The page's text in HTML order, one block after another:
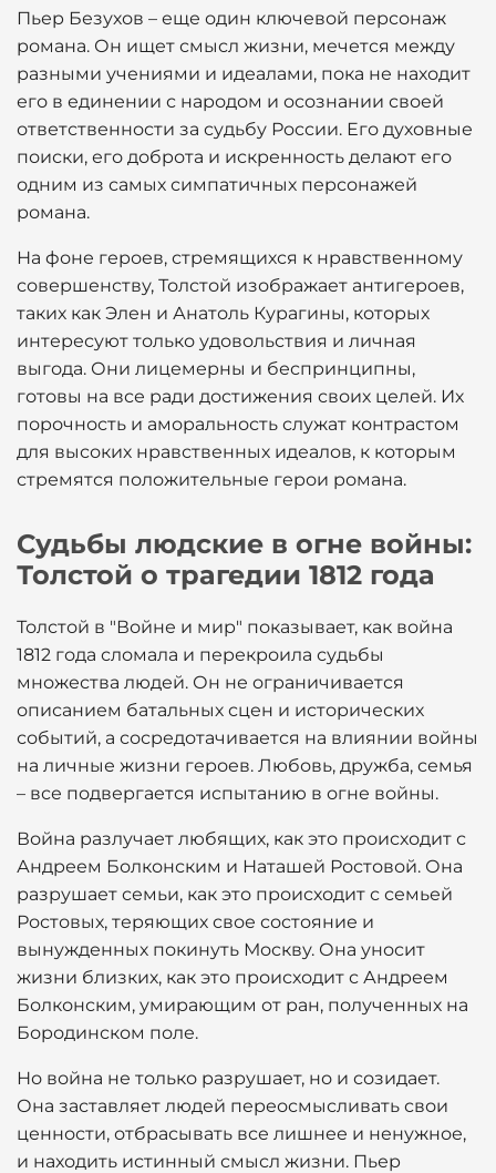
Пьер Безухов – еще один ключевой персонаж
романа. Он ищет смысл жизни, мечется между
разными учениями и идеалами, пока не находит
его в единении с народом и осознании своей
ответственности за судьбу России. Его духовные
поиски, его доброта и искренность делают его
одним из самых симпатичных персонажей
романа.
На фоне героев, стремящихся к нравственному
совершенству, Толстой изображает антигероев,
таких как Элен и Анатоль Курагины, которых
интересуют только удовольствия и личная
выгода. Они лицемерны и беспринципны,
готовы на все ради достижения своих целей. Их
порочность и аморальность служат контрастом
для высоких нравственных идеалов, к которым
стремятся положительные герои романа.
Судьбы людские в огне войны:
Толстой о трагедии 1812 года
Толстой в "Войне и мир" показывает, как война
1812 года сломала и перекроила судьбы
множества людей. Он не ограничивается
описанием батальных сцен и исторических
событий, а сосредотачивается на влиянии войны
на личные жизни героев. Любовь, дружба, семья
– все подвергается испытанию в огне войны.
Война разлучает любящих, как это происходит с
Андреем Болконским и Наташей Ростовой. Она
разрушает семьи, как это происходит с семьей
Ростовых, теряющих свое состояние и
вынужденных покинуть Москву. Она уносит
жизни близких, как это происходит с Андреем
Болконским, умирающим от ран, полученных на
Бородинском поле.
Но война не только разрушает, но и созидает.
Она заставляет людей переосмысливать свои
ценности, отбрасывать все лишнее и ненужное,
и находить истинный смысл жизни. Пьер